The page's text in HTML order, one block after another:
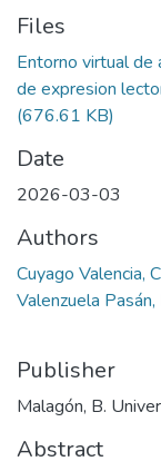
Files
Entorno virtual de
de expresion
(676.61 KB)
Date
2026-03-03
Authors
Cuyago Valencia,
Valenzuela
Publisher
Malagón, B.
Abstract